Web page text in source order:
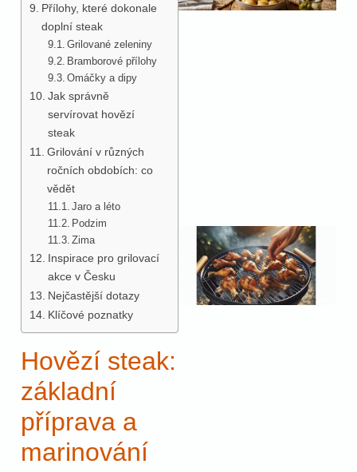
Přílohy, které dokonale
doplní steak
Grilované zeleniny
Bramborové přílohy
Omáčky a dipy
Jak správně
servírovat hovězí
steak
Grilování v různých
ročních obdobích: co
vědět
Jaro a léto
Podzim
Zima
Inspirace pro grilovací
akce v Česku
Nejčastější dotazy
Klíčové poznatky
Hovězí steak:
základní
příprava a
marinování